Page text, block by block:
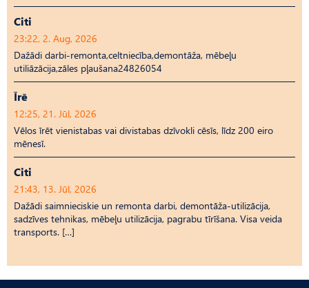
Citi
23:22, 2. Aug, 2026
Dažādi darbi-remonta,celtniecība,demontāža, mēbeļu
utiliāzācija,zāles pļaušana24826054
Īrē
12:25, 21. Jūl, 2026
Vēlos īrēt vienistabas vai divistabas dzīvokli cēsīs, līdz 200 eiro
mēnesī.
Citi
21:43, 13. Jūl, 2026
Dažādi saimnieciskie un remonta darbi, demontāža-utilizācija,
sadzīves tehnikas, mēbeļu utilizācija, pagrabu tīrīšana. Visa veida
transports. […]